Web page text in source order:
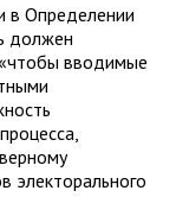
в Определении
должен
вводимые
электорального